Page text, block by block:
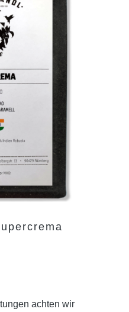
achten wir